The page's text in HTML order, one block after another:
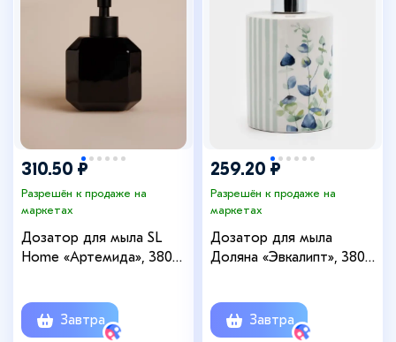
310.50 ₽
Разрешён к продаже на
маркетах
Дозатор для мыла SL
Home «Артемида», 380
Завтра
259.20 ₽
Разрешён к продаже на
маркетах
Дозатор для мыла
Доляна «Эвкалипт», 380
Завтра